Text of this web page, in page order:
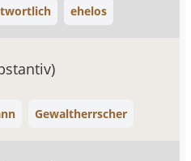
ehelos
Gewaltherrscher